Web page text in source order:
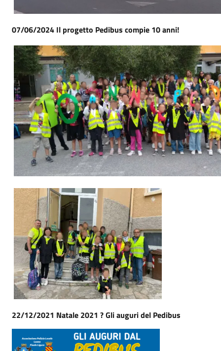
07/06/2024 Il progetto Pedibus compie 10 anni!
22/12/2021 Natale 2021 ? Gli auguri del Pedibus